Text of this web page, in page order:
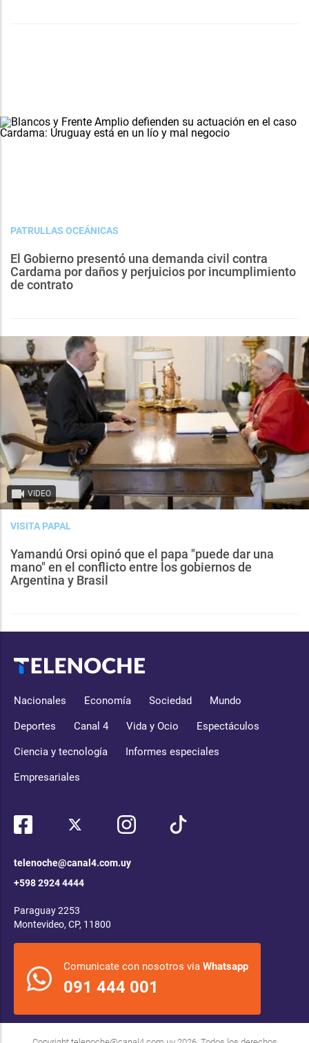
PATRULLAS OCEÁNICAS
El Gobierno presentó una demanda civil contra
Cardama por daños y perjuicios por incumplimiento
de contrato
VIDEO
VISITA PAPAL
Yamandú Orsi opinó que el papa "puede dar una
mano" en el conflicto entre los gobiernos de
Argentina y Brasil
Nacionales Economía Sociedad Mundo
Deportes Canal 4 Vida y Ocio Espectáculos
Ciencia y tecnología Informes especiales
Empresariales
telenoche@canal4.com.uy
+598 2924 4444
Paraguay 2253
Montevideo, CP, 11800
Comunicate con nosotros via Whatsapp
091 444 001